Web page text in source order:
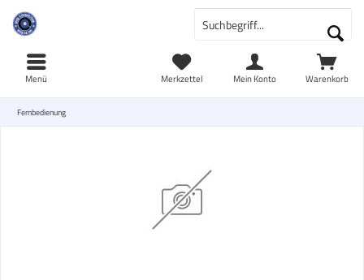
Warenkorb
Merkzettel Mein Konto
Menü
Fernbedienung